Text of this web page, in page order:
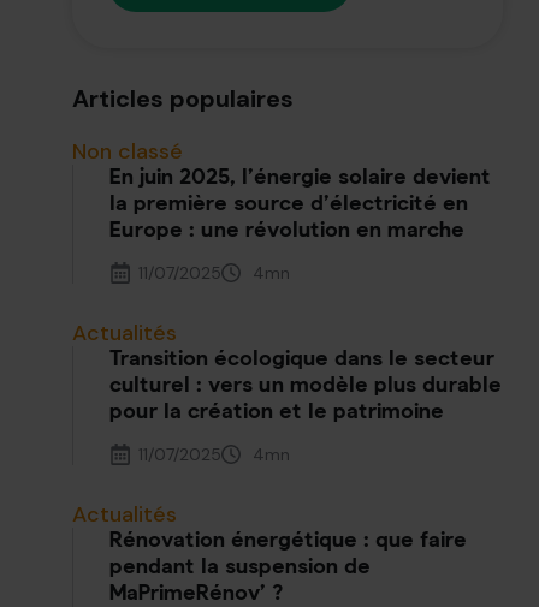
Articles populaires
Non classé
En juin 2025, l’énergie solaire devient
la première source d’électricité en
Europe : une révolution en marche
11/07/2025
4mn
Actualités
Transition écologique dans le secteur
culturel : vers un modèle plus durable
pour la création et le patrimoine
11/07/2025
4mn
Actualités
Rénovation énergétique : que faire
pendant la suspension de
MaPrimeRénov’ ?